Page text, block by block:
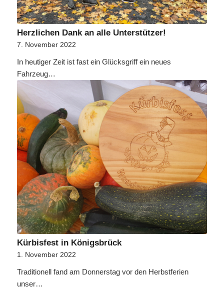
Herzlichen Dank an alle Unterstützer!
7. November 2022
In heutiger Zeit ist fast ein Glücksgriff ein neues
Fahrzeug…
Kürbisfest in Königsbrück
1. November 2022
Traditionell fand am Donnerstag vor den Herbstferien
unser…